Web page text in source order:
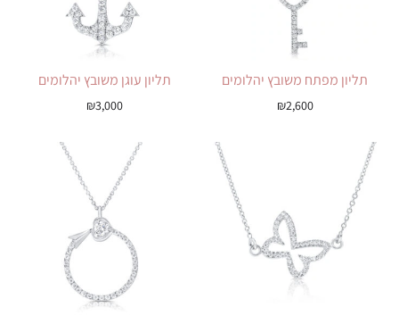
תליון מפתח משובץ יהלומים
₪2,600
תליון עוגן משובץ יהלומים
₪3,000